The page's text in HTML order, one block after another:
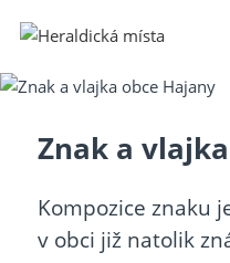
Znak a
Kompozice znaku
v obci již natolik